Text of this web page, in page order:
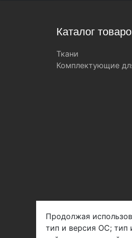
Каталог
Ткани
Комплектующие
Арбен текстиль г.
Продолжая
тип и версия ОС; тип